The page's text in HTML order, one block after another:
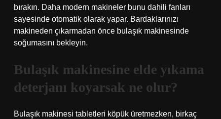
bırakın. Daha modern makineler bunu dahili fanları
sayesinde otomatik olarak yapar. Bardaklarınızı
makineden çıkarmadan önce bulaşık makinesinde
soğumasını bekleyin.
Bulaşık makinesine elde yıkama
deterjanı koyarsak ne olur?
Bulaşık makinesi tabletleri köpük üretmezken, birkaç